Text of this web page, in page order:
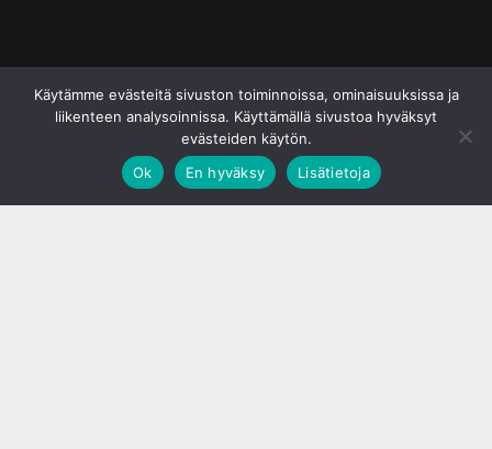
Käytämme evästeitä sivuston toiminnoissa, ominaisuuksissa ja
liikenteen analysoinnissa. Käyttämällä sivustoa hyväksyt
evästeiden käytön.
Ok
En hyväksy Lisätietoja